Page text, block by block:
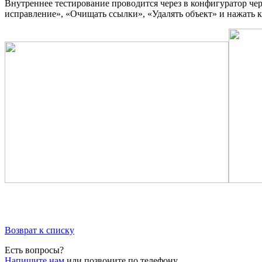
Внутреннее тестирование проводится через в конфигуратор
исправление», «Очищать ссылки», «Удалять объект» и
Возврат к списку
Есть вопросы?